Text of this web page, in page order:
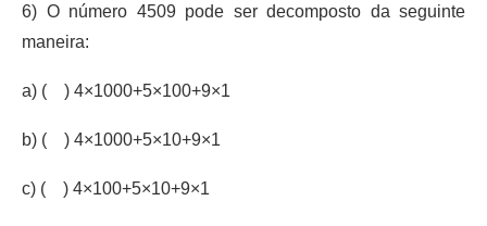
6) O número 4509 pode ser decomposto da seguinte
maneira:
a) ( ) 4×1000+5×100+9×1
b) ( ) 4×1000+5×10+9×1
c) ( ) 4×100+5×10+9×1